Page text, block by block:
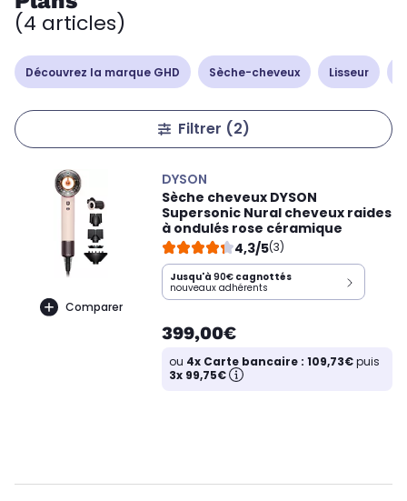
(4 articles)
Découvrez la marque GHD Sèche-cheveux Lisseur
Filtrer (2)
Comparer
DYSON
Sèche cheveux DYSON
Supersonic Nural cheveux raides
à ondulés rose céramique
4,3/5(3)
Jusqu'à 90€ cagnottés
nouveaux adhérents
399,00€
ou 4x Carte bancaire : 109,73€puis
3x 99,75€